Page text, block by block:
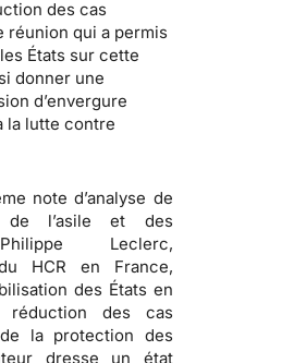
des cas
réunion qui a permis
États sur cette
donner une
d’envergure
la lutte contre
note d’analyse de
de l’asile et des
Leclerc,
HCR en France,
des États en
des cas
la protection des
dresse un état